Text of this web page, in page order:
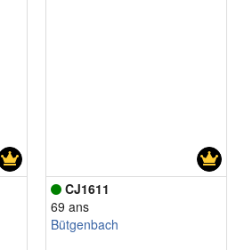
CJ1611
69 ans
Bütgenbach